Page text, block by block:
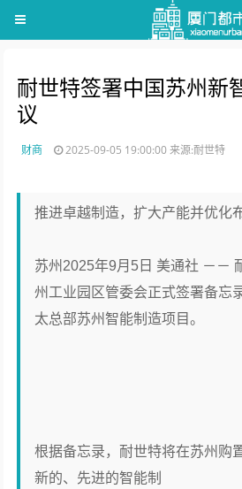
耐世特签署中国苏州新
议
财商 2025-09-05 19:00:00来源:耐世特
推进卓越制造，扩大产能并优化
苏州2025年9月5日 美通社 －－
州工业园区管委会正式签署备忘
太总部苏州智能制造项目。
根据备忘录，耐世特将在苏州购
新的、先进的智能制